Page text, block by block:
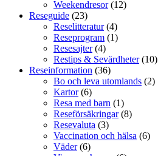
Weekendresor(12)
Reseguide (23)
Reselitteratur(4)
Reseprogram (1)
Resesajter(4)
Restips & Sevärdheter(10)
Reseinformation (36)
Bo och leva utomlands (2)
Kartor(6)
Resa med barn (1)
Reseförsäkringar(8)
Resevaluta (3)
Vaccination och hälsa (6)
Väder(6)